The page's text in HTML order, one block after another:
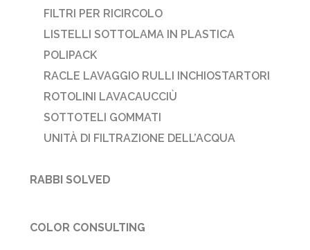
FILTRI PER RICIRCOLO
LISTELLI SOTTOLAMA IN PLASTICA
POLIPACK
RACLE LAVAGGIO RULLI INCHIOSTARTORI
ROTOLINI LAVACAUCCIÙ
SOTTOTELI GOMMATI
UNITÀ DI FILTRAZIONE DELL’ACQUA
RABBI SOLVED
COLOR CONSULTING